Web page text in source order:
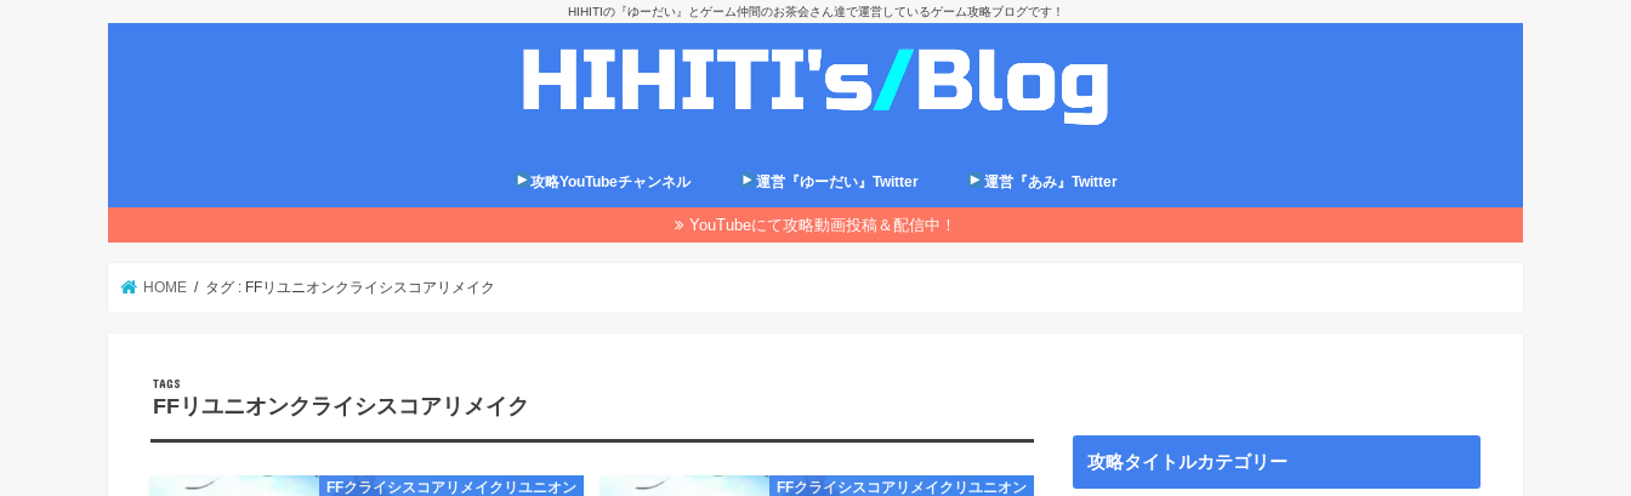
HIHITIの『ゆーだい』とゲーム仲間のお茶会さん達で運営しているゲーム攻略ブログです！
攻略YouTubeチャンネル 運営『ゆーだい』Twitter 運営『あみ』Twitter
YouTubeにて攻略動画投稿＆配信中！
HOME タグ : FFリユニオンクライシスコアリメイク
FFリユニオンクライシスコアリメイク
FFクライシスコアリメイクリユニオン FFクライシスコアリメイクリユニオン
攻略タイトルカテゴリー